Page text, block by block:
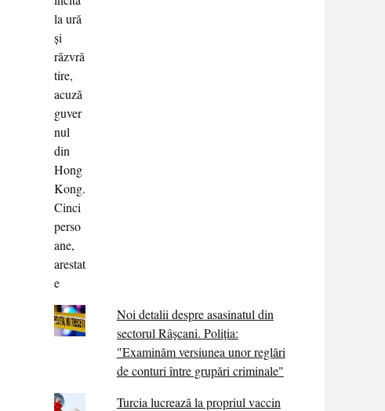
Noi detalii despre asasinatul din
sectorul Râșcani. Poliția:
"Examinăm versiunea unor reglări
de conturi între grupări criminale"
Turcia lucrează la propriul vaccin